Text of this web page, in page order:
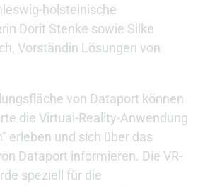
holsteinische
Dorit Stenke sowie Silke
Vorständin Lösungen von
von Dataport können
die Virtual-Reality-Anwendung
erleben und sich über das
Dataport informieren. Die VR-
speziell für die